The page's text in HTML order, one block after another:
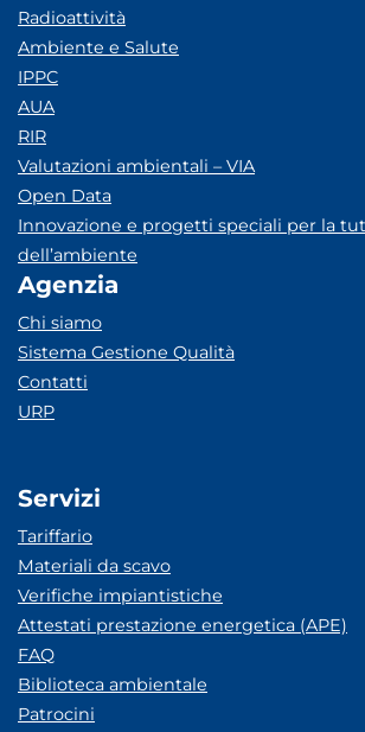
Radioattività
Ambiente e Salute
IPPC
AUA
RIR
Valutazioni ambientali – VIA
Open Data
Innovazione e progetti speciali per la
dell’ambiente
Agenzia
Chi siamo
Sistema Gestione Qualità
Contatti
URP
Servizi
Tariffario
Materiali da scavo
Verifiche impiantistiche
Attestati prestazione energetica (APE)
FAQ
Biblioteca ambientale
Patrocini